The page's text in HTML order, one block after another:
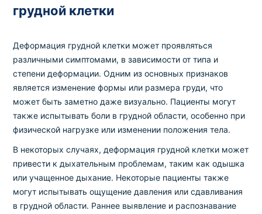
грудной клетки
Деформация грудной клетки может проявляться
различными симптомами, в зависимости от типа и
степени деформации. Одним из основных признаков
является изменение формы или размера груди, что
может быть заметно даже визуально. Пациенты могут
также испытывать боли в грудной области, особенно при
физической нагрузке или изменении положения тела.
В некоторых случаях, деформация грудной клетки может
привести к дыхательным проблемам, таким как одышка
или учащенное дыхание. Некоторые пациенты также
могут испытывать ощущение давления или сдавливания
в грудной области. Раннее выявление и распознавание